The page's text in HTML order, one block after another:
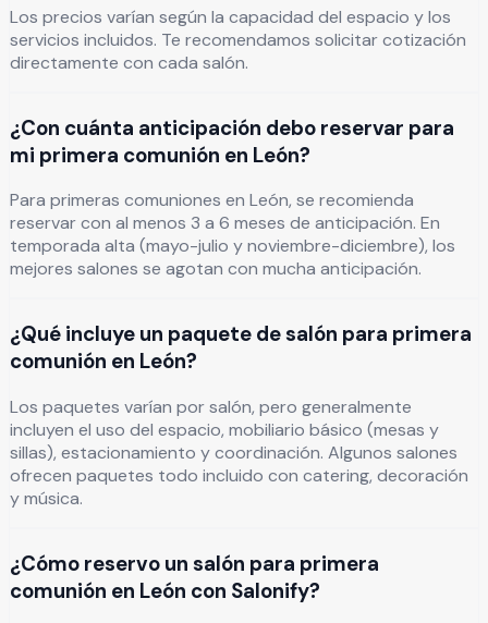
Los precios varían según la capacidad del espacio y los
servicios incluidos. Te recomendamos solicitar cotización
directamente con cada salón.
¿Con cuánta anticipación debo reservar para
mi primera comunión en León?
Para primeras comuniones en León, se recomienda
reservar con al menos 3 a 6 meses de anticipación. En
temporada alta (mayo-julio y noviembre-diciembre), los
mejores salones se agotan con mucha anticipación.
¿Qué incluye un paquete de salón para primera
comunión en León?
Los paquetes varían por salón, pero generalmente
incluyen el uso del espacio, mobiliario básico (mesas y
sillas), estacionamiento y coordinación. Algunos salones
ofrecen paquetes todo incluido con catering, decoración
y música.
¿Cómo reservo un salón para primera
comunión en León con Salonify?